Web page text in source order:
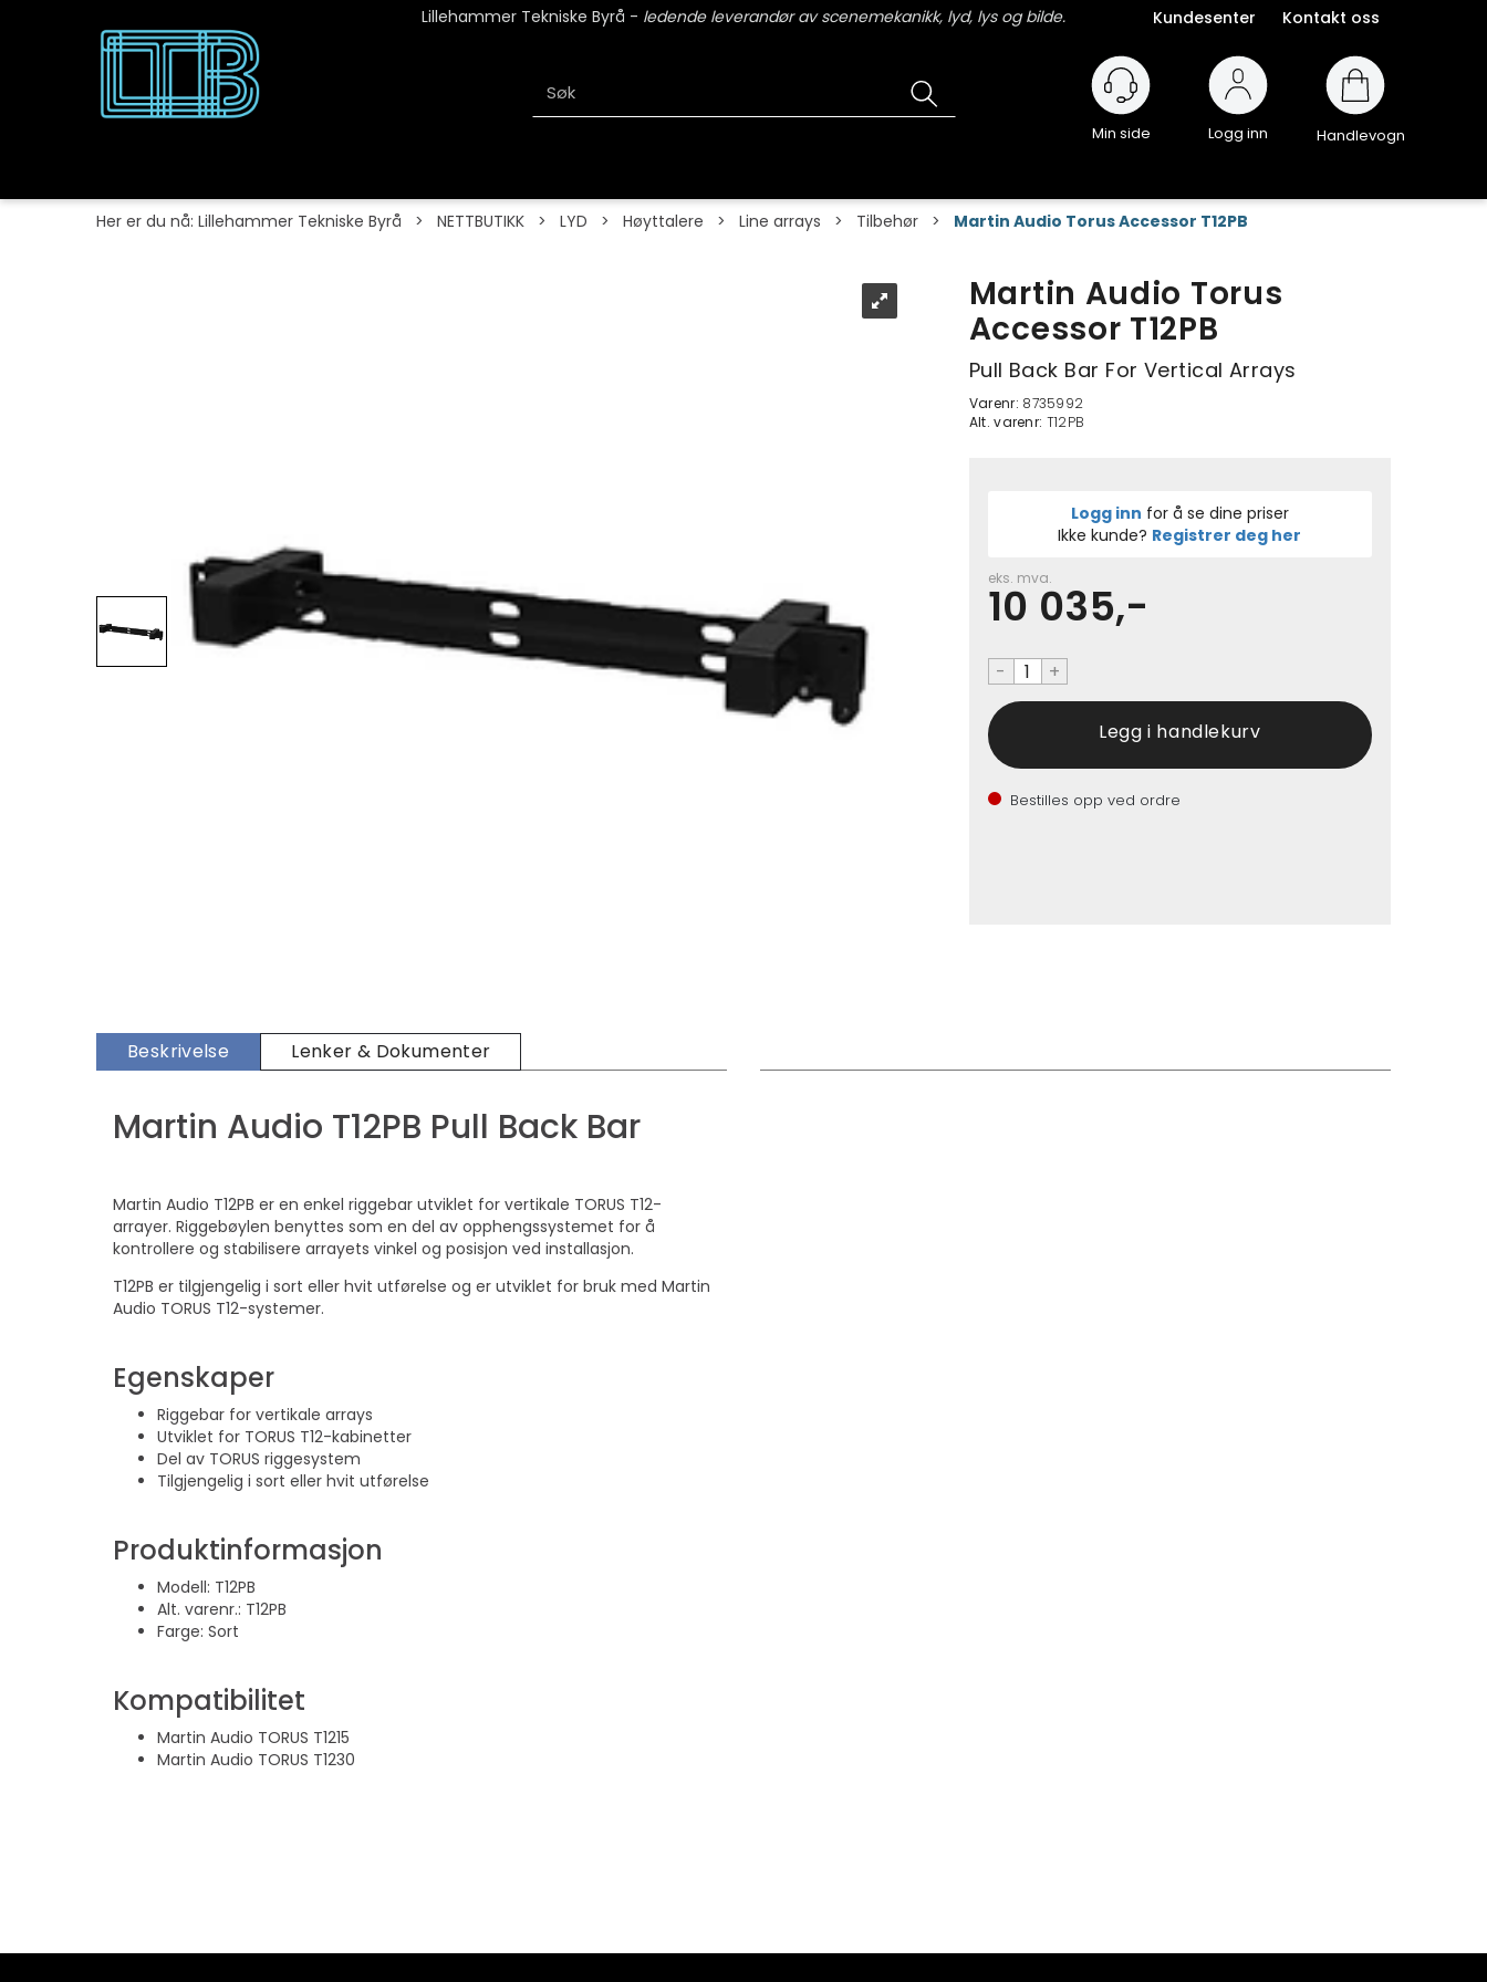
Lillehammer Tekniske Byrå - ledende leverandør av scenemekanikk, lyd, lys og bilde. Kundesenter Kontakt oss
Logg inn Handlevogn
Her er du nå: Lillehammer Tekniske Byrå > NETTBUTIKK > LYD > Høyttalere > Line arrays > Tilbehør > Martin Audio Torus Accessor T12PB
Martin Audio Torus
Accessor T12PB
Pull Back Bar For Vertical Arrays
Varenr: 8735992
Alt. varenr: T12PB
Logg inn for å se dine priser
Ikke kunde? Registrer deg her
eks. mva.
10 035,-
- +
Bestilles opp ved ordre
Beskrivelse Lenker & Dokumenter
Martin Audio T12PB Pull Back Bar
Martin Audio T12PB er en enkel riggebar utviklet for vertikale TORUS T12-
arrayer. Riggebøylen benyttes som en del av opphengssystemet for å
kontrollere og stabilisere arrayets vinkel og posisjon ved installasjon.
T12PB er tilgjengelig i sort eller hvit utførelse og er utviklet for bruk med Martin
Audio TORUS T12-systemer.
Egenskaper
Riggebar for vertikale arrays
Utviklet for TORUS T12-kabinetter
Del av TORUS riggesystem
Tilgjengelig i sort eller hvit utførelse
Produktinformasjon
Modell: T12PB
Alt. varenr.: T12PB
Farge: Sort
Kompatibilitet
Martin Audio TORUS T1215
Martin Audio TORUS T1230